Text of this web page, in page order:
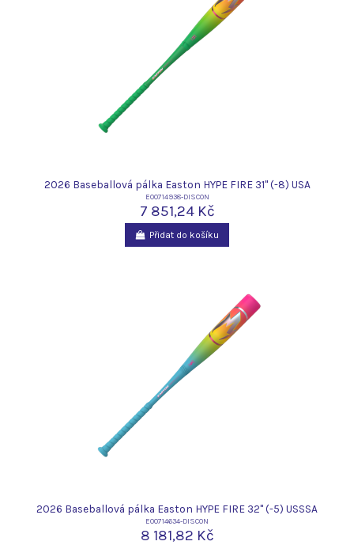
2026 Baseballová pálka Easton HYPE FIRE 31" (-8) USA
E00714938-DISCON
7 851,24 Kč
Přidat do košíku
2026 Baseballová pálka Easton HYPE FIRE 32" (-5) USSSA
E00714634-DISCON
8 181,82 Kč